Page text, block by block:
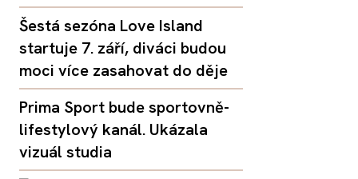
Šestá sezóna Love Island
startuje 7. září, diváci budou
moci více zasahovat do děje
Prima Sport bude sportovně-
lifestylový kanál. Ukázala
vizuál studia